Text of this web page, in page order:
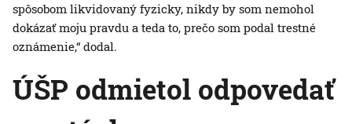
spôsobom likvidovaný fyzicky, nikdy by som nemohol
dokázať moju pravdu a teda to, prečo som podal trestné
oznámenie,“ dodal.
ÚŠP odmietol odpovedať